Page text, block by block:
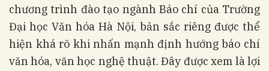
chương trình đào tạo ngành Báo chí của Trường
Đại học Văn hóa Hà Nội, bản sắc riêng được thể
hiện khá rõ khi nhấn mạnh định hướng báo chí
văn hóa, văn học nghệ thuật. Đây được xem là lợi